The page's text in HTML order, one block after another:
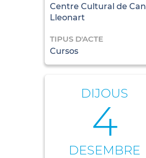
Centre Cultural de Can
Lleonart
TIPUS D'ACTE
Cursos
DIJOUS
4
DESEMBRE